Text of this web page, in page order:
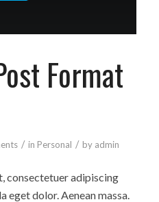
Format
/ in Personal / by admin
consectetuer adipiscing
eget dolor. Aenean massa.